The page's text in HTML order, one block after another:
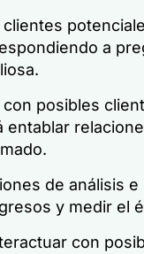
a
con posibles
entablar
de análisis
y medir el
con